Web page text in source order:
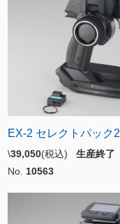
EX-2 セレクトパック2
\39,050(税込) 生産終了
No. 10563